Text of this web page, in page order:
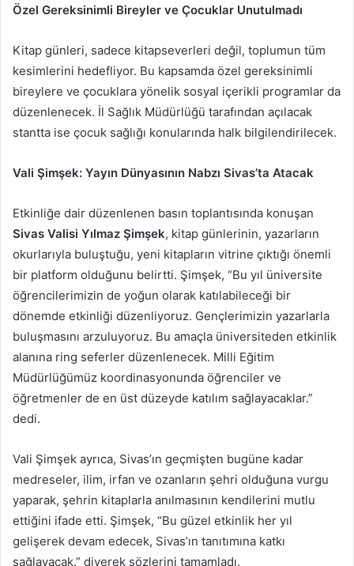
Özel Gereksinimli Bireyler ve Çocuklar Unutulmadı
Kitap günleri, sadece kitapseverleri değil, toplumun tüm
kesimlerini hedefliyor. Bu kapsamda özel gereksinimli
bireylere ve çocuklara yönelik sosyal içerikli programlar da
düzenlenecek. İl Sağlık Müdürlüğü tarafından açılacak
stantta ise çocuk sağlığı konularında halk bilgilendirilecek.
Vali Şimşek: Yayın Dünyasının Nabzı Sivas’ta Atacak
Etkinliğe dair düzenlenen basın toplantısında konuşan
Sivas Valisi Yılmaz Şimşek, kitap günlerinin, yazarların
okurlarıyla buluştuğu, yeni kitapların vitrine çıktığı önemli
bir platform olduğunu belirtti. Şimşek, “Bu yıl üniversite
öğrencilerimizin de yoğun olarak katılabileceği bir
dönemde etkinliği düzenliyoruz. Gençlerimizin yazarlarla
buluşmasını arzuluyoruz. Bu amaçla üniversiteden etkinlik
alanına ring seferler düzenlenecek. Milli Eğitim
Müdürlüğümüz koordinasyonunda öğrenciler ve
öğretmenler de en üst düzeyde katılım sağlayacaklar.”
dedi.
Vali Şimşek ayrıca, Sivas’ın geçmişten bugüne kadar
medreseler, ilim, irfan ve ozanların şehri olduğuna vurgu
yaparak, şehrin kitaplarla anılmasının kendilerini mutlu
ettiğini ifade etti. Şimşek, “Bu güzel etkinlik her yıl
gelişerek devam edecek, Sivas’ın tanıtımına katkı
sağlayacak.” diyerek sözlerini tamamladı.